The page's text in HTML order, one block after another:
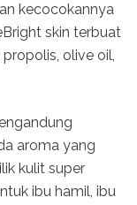
kecocokannya
skin terbuat
olive oil,
aroma yang
kulit super
ibu hamil, ibu